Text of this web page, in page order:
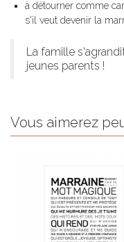
à détourner comme
s'il veut devenir la
La famille
jeunes parents !
Vous aimerez